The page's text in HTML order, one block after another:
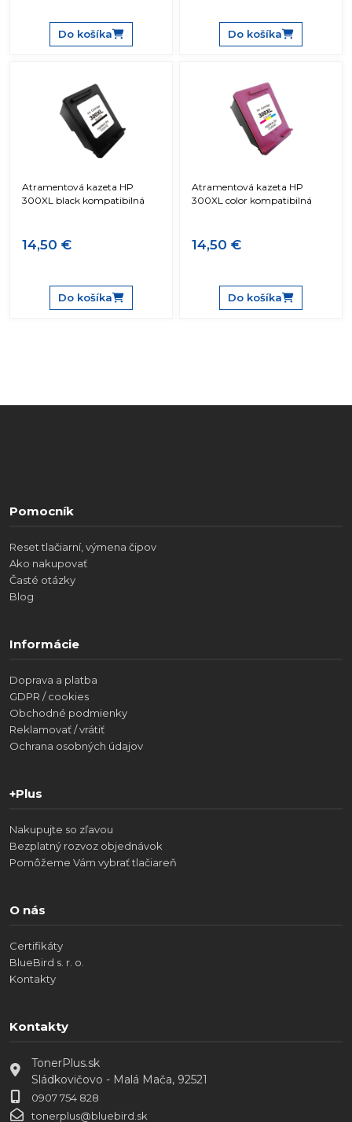
Do košíka Do košíka
Atramentová kazeta HP
300XL black kompatibilná
14,50 €
Do košíka
Atramentová kazeta HP
300XL color kompatibilná
14,50 €
Do košíka
Pomocník
Reset tlačiarní, výmena čipov
Ako nakupovať
Časté otázky
Blog
Informácie
Doprava a platba
GDPR / cookies
Obchodné podmienky
Reklamovať / vrátiť
Ochrana osobných údajov
+Plus
Nakupujte so zľavou
Bezplatný rozvoz objednávok
Pomôžeme Vám vybrať tlačiareň
O nás
Certifikáty
BlueBird s. r. o.
Kontakty
Kontakty
TonerPlus.sk
Sládkovičovo - Malá Mača, 92521
0907 754 828
tonerplus@bluebird.sk